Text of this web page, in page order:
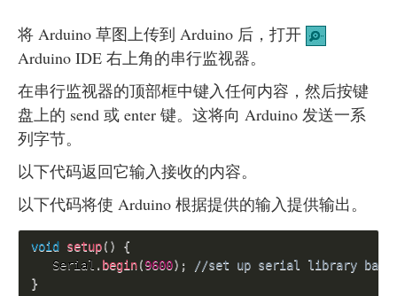
将 Arduino 草图上传到 Arduino 后，打开
Arduino IDE 右上角的串行监视器。
在串行监视器的顶部框中键入任何内容，然后按键
盘上的 send 或 enter 键。这将向 Arduino 发送一系
列字节。
以下代码返回它输入接收的内容。
以下代码将使 Arduino 根据提供的输入提供输出。
void setup( )
{
   Serial
. begin(9600) ;
//set up serial library baud
}